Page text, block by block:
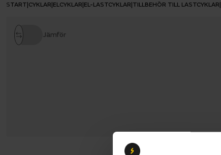
START CYKLAR ELCYKLAR EL-LASTCYKLAR TILLBEHÖR TILL LASTCYKLAR
Jämför